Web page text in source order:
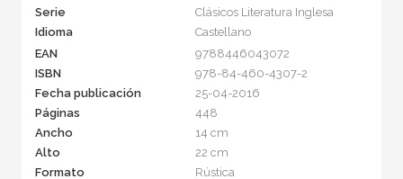
Serie
Clásicos Literatura Inglesa
Idioma
Castellano
EAN
9788446043072
ISBN
978-84-460-4307-2
Fecha publicación
25-04-2016
Páginas
448
Ancho
14 cm
Alto
22 cm
Formato
Rústica